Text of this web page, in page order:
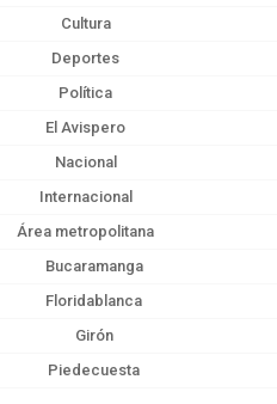
Cultura
Deportes
Política
El Avispero
Nacional
Internacional
Área metropolitana
Bucaramanga
Floridablanca
Girón
Piedecuesta